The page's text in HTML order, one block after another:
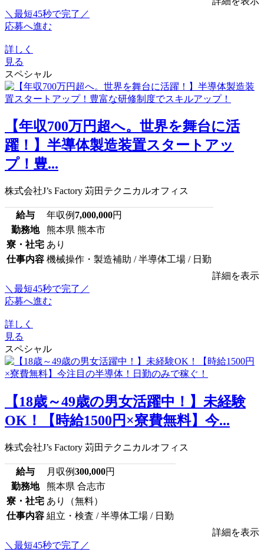
＼最短45秒で完了／
応募へ進む
詳しく
見る
スペシャル
【年収700万円超へ。世界を舞台に活
躍！】半導体製造装置スタートアッ
プ！豊...
株式会社J’s Factory 苅田テクニカルオフィス
給与 年収例 7,000,000円
勤務地
熊本県 熊本市
寮・社宅 あり
仕事内容 機械操作・製造補助 / 半導体工場 / 日勤
詳細を表示
＼最短45秒で完了／
応募へ進む
詳しく
見る
スペシャル
【18歳～49歳の男女活躍中！】未経験
OK！【時給1500円×寮費無料】今...
株式会社J’s Factory 苅田テクニカルオフィス
給与 月収例300,000円
勤務地
熊本県 合志市
寮・社宅 あり（無料）
仕事内容 組立・検査 / 半導体工場 / 日勤
詳細を表示
＼最短45秒で完了／